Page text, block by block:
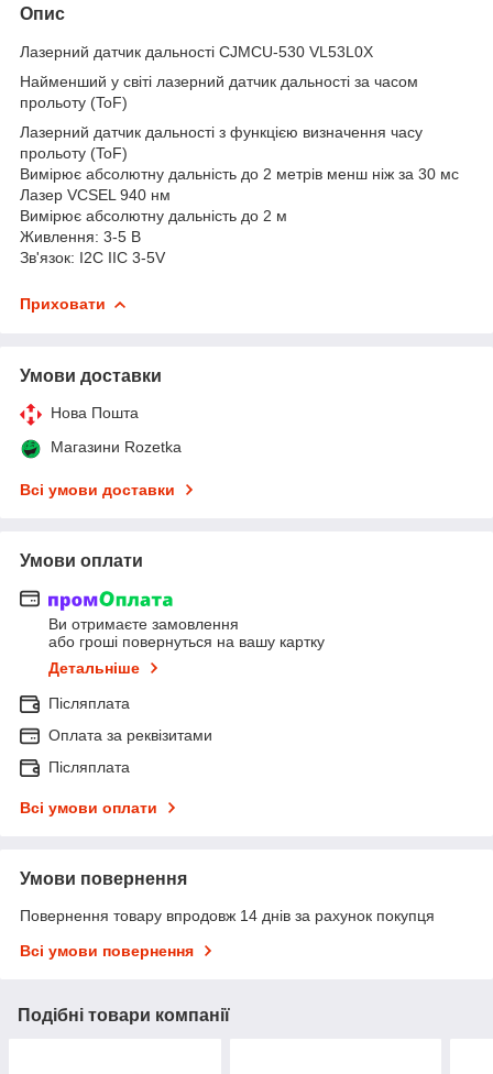
Опис
Лазерний датчик дальності CJMCU-530 VL53L0X
Найменший у світі лазерний датчик дальності за часом
прольоту (ToF)
Лазерний датчик дальності з функцією визначення часу
прольоту (ToF)
Вимірює абсолютну дальність до 2 метрів менш ніж за 30 мс
Лазер VCSEL 940 нм
Вимірює абсолютну дальність до 2 м
Живлення: 3-5 В
Зв'язок: I2C IIC 3-5V
Приховати
Умови доставки
Нова Пошта
Магазини Rozetka
Всі умови доставки
Умови оплати
Ви отримаєте замовлення
або гроші повернуться на вашу картку
Детальніше
Післяплата
Оплата за реквізитами
Післяплата
Всі умови оплати
Умови повернення
Повернення товару впродовж 14 днів за рахунок покупця
Всі умови повернення
Подібні товари компанії